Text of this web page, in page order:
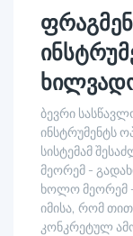
ბევრი
ინსტრუმენტს
სისტემამ
მეორემ -
ხოლო მეორემ -
იმისა, რომ
კონკრეტულ